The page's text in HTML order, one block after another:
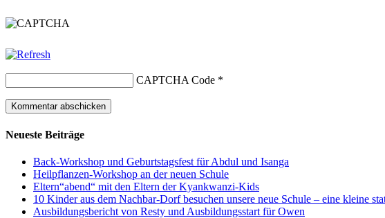
CAPTCHA Code *
Neueste Beiträge
Back-Workshop und Geburtstagsfest für Abdul und Isanga
Heilpflanzen-Workshop an der neuen Schule
Eltern“abend“ mit den Eltern der Kyankwanzi-Kids
10 Kinder aus dem Nachbar-Dorf besuchen unsere neue Schule – eine kleine
Ausbildungsbericht von Resty und Ausbildungsstart für Owen